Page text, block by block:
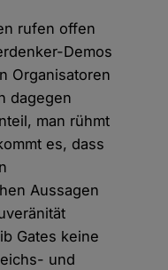
rufen offen
Demos
Organisatoren
dagegen
man rühmt
es, dass
Aussagen
Gates keine
und